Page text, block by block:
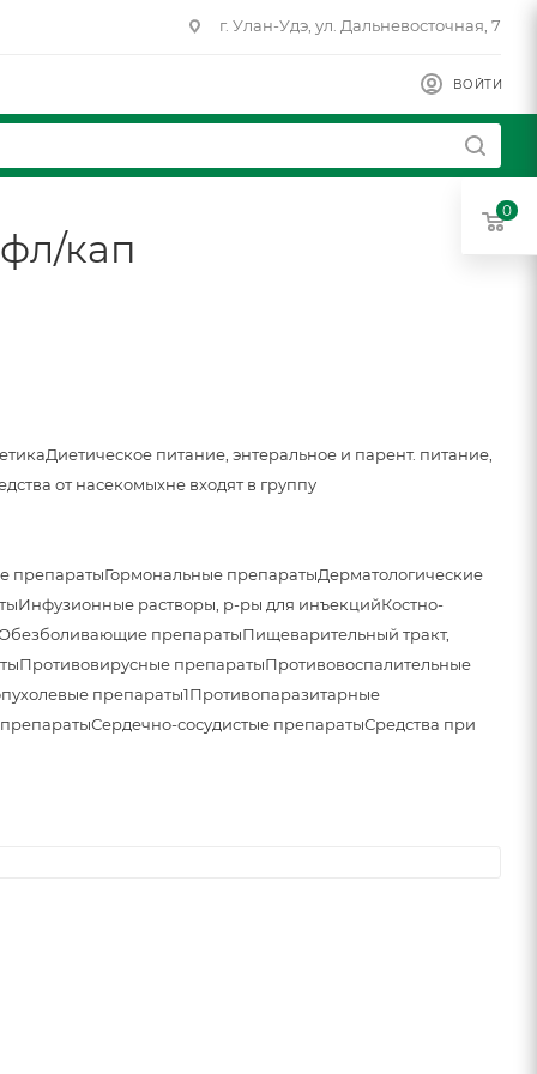
г. Улан-Удэ, ул. Дальневосточная, 7
ВОЙТИ
кап
Диетическое питание, энтеральное и парент. питание,
от насекомыхне входят в группу
препаратыГормональные препаратыДерматологические
Инфузионные растворы, р-ры для инъекцийКостно-
препаратыПищеварительный тракт,
Противовирусные препаратыПротивовоспалительные
препараты1Противопаразитарные
Сердечно-сосудистые препаратыСредства при
0